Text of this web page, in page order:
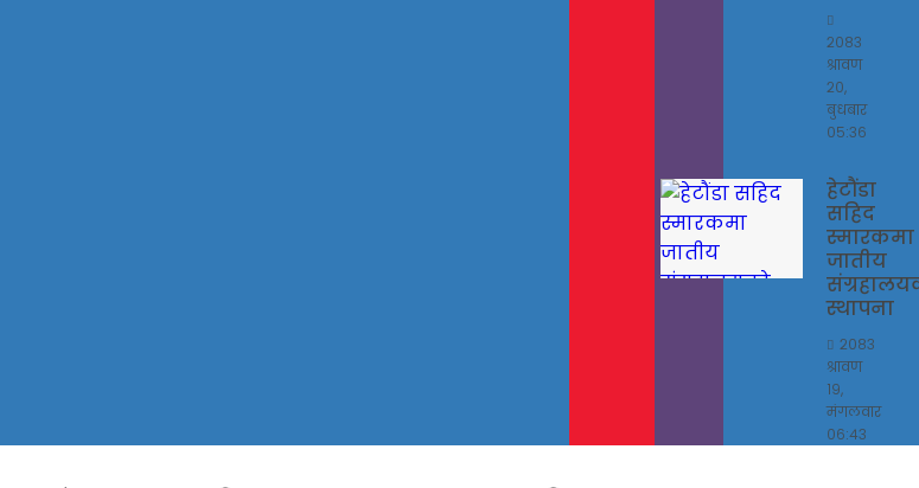
२०८३
श्रावण
२०,
बुधबार
०५:३६
हेटौंडा
सहिद
स्मारकमा
जातीय
स्थापना
२०८३
श्रावण
१९,
मंगलवार
०६:४३